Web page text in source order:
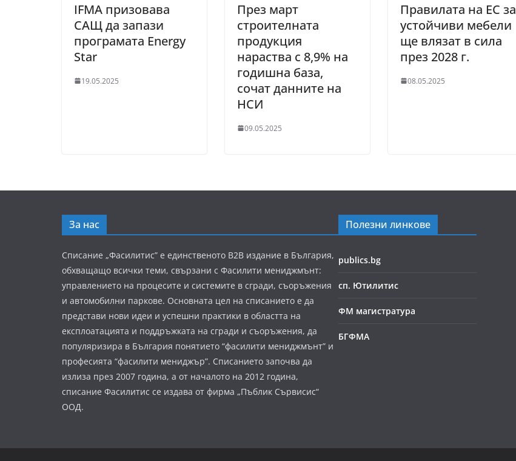
IFMA призовава
САЩ да запази
програмата Energy
Star
19.05.2025
През март
строителната
продукция
нараства с 8,9% на
годишна база,
сочат данните на
НСИ
09.05.2025
Правилата на ЕС за
устойчиви мебели
ще влязат в сила
през 2028 г.
08.05.2025
За нас
Списание „Фасилитис” е единственото B2B издание в България,
обхващащо всички теми, свързани с Фасилити мениджмънт:
управлението на процесите и системите в сгради, съоръжения
и автомобилни паркове. Основната цел на списанието е да
представи нови идеи и успешни практики в областта на
експлоатацията и поддръжката на сгради и съоръжения, да
популяризира в България понятието “фасилити мениджмънт” и
професията “фасилити мениджър”. Списанието започва да
излиза през 2007 година, а от началото на 2012 година,
списание Фасилитис се издава от фирма „Пъблик Сървисис“
ООД.
Полезни линкове
publics.bg
сп. Ютилитис
ФМ магистратура
БГФМА